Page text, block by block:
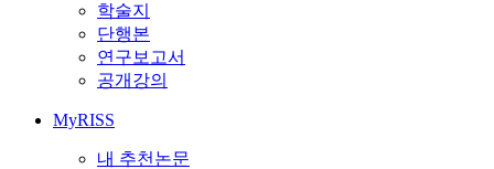
학술지
단행본
연구보고서
공개강의
MyRISS
내 추천논문